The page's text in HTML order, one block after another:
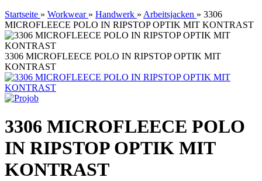
Startseite » Workwear » Handwerk » Arbeitsjacken » 3306
MICROFLEECE POLO IN RIPSTOP OPTIK MIT KONTRAST
3306 MICROFLEECE POLO IN RIPSTOP OPTIK MIT
KONTRAST
3306 MICROFLEECE POLO
IN RIPSTOP OPTIK MIT
KONTRAST